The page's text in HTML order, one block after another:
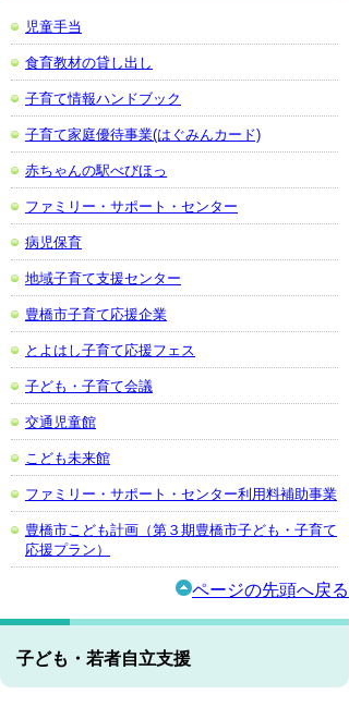
児童手当
食育教材の貸し出し
子育て情報ハンドブック
子育て家庭優待事業(はぐみんカード)
赤ちゃんの駅べびほっ
ファミリー・サポート・センター
病児保育
地域子育て支援センター
豊橋市子育て応援企業
とよはし子育て応援フェス
子ども・子育て会議
交通児童館
こども未来館
ファミリー・サポート・センター利用料補助事業
豊橋市こども計画（第３期豊橋市子ども・子育て
応援プラン）
ページの先頭へ戻る
子ども・若者自立支援